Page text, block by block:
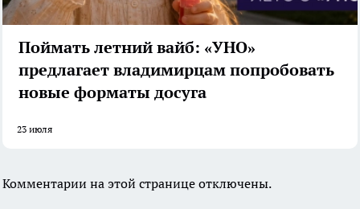
Поймать летний вайб: «УНО»
предлагает владимирцам попробовать
новые форматы досуга
23 июля
Комментарии на этой странице отключены.